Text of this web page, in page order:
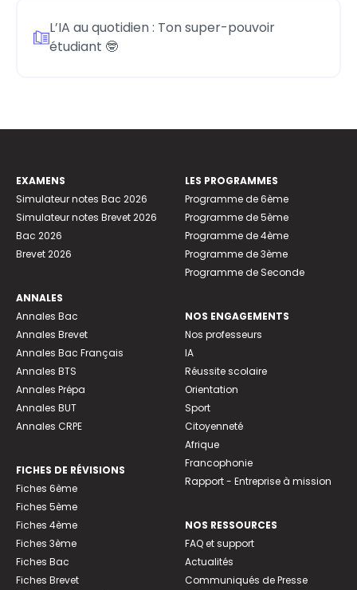
L’IA au quotidien : Ton super-pouvoir
étudiant 🤓
EXAMENS
Simulateur notes Bac 2026
Simulateur notes Brevet 2026
Bac 2026
Brevet 2026
ANNALES
Annales Bac
Annales Brevet
Annales Bac Français
Annales BTS
Annales Prépa
Annales BUT
Annales CRPE
FICHES DE RÉVISIONS
Fiches 6ème
Fiches 5ème
Fiches 4ème
Fiches 3ème
Fiches Bac
Fiches Brevet
LES PROGRAMMES
Programme de 6ème
Programme de 5ème
Programme de 4ème
Programme de 3ème
Programme de Seconde
NOS ENGAGEMENTS
Nos professeurs
IA
Réussite scolaire
Orientation
Sport
Citoyenneté
Afrique
Francophonie
Rapport - Entreprise à mission
NOS RESSOURCES
FAQ et support
Actualités
Communiqués de Presse